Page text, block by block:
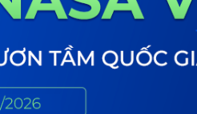
của VINASA
vRace lần đầu
Cleeksy DOP:
nền tảng vận
AIQuinta được